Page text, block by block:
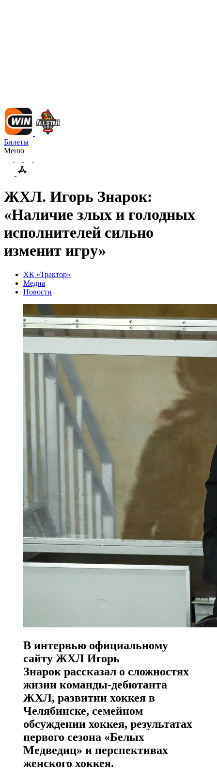
Билеты
Меню
ЖХЛ. Игорь Знарок:
«Наличие злых и голодных
исполнителей сильно
изменит игру»
ХК «Трактор»
Медиа
Новости
В интервью официальному
сайту ЖХЛ Игорь
Знарок рассказал о сложностях
жизни команды-дебютанта
ЖХЛ, развитии хоккея в
Челябинске, семейном
обсуждении хоккея, результатах
первого сезона «Белых
Медведиц» и перспективах
женского хоккея.